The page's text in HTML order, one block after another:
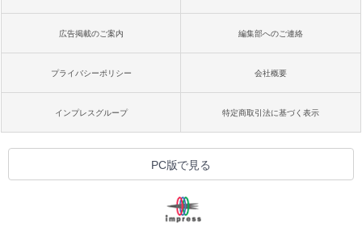
広告掲載のご案内 編集部へのご連絡
プライバシーポリシー 会社概要
インプレスグループ 特定商取引法に基づく表示
PC版で見る